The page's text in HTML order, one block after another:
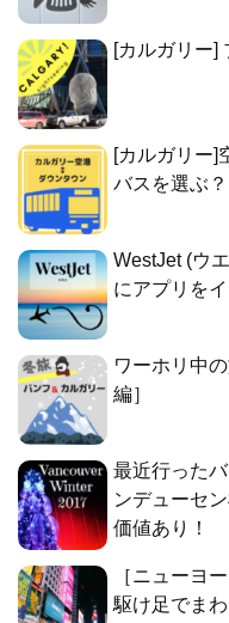
[カルガリー]
[カルガリー]
バスを選ぶ？
WestJet (ウ
にアプリを
ワーホリ中
編］
最近行った
ンデューセ
価値あり！
［ニューヨ
駆け足でま